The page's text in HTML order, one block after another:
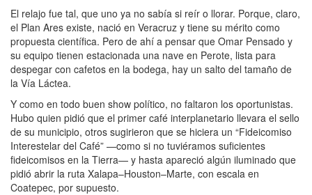
El relajo fue tal, que uno ya no sabía si reír o llorar. Porque, claro,
el Plan Ares existe, nació en Veracruz y tiene su mérito como
propuesta científica. Pero de ahí a pensar que Omar Pensado y
su equipo tienen estacionada una nave en Perote, lista para
despegar con cafetos en la bodega, hay un salto del tamaño de
la Vía Láctea.
Y como en todo buen show político, no faltaron los oportunistas.
Hubo quien pidió que el primer café interplanetario llevara el sello
de su municipio, otros sugirieron que se hiciera un “Fideicomiso
Interestelar del Café” —como si no tuviéramos suficientes
fideicomisos en la Tierra— y hasta apareció algún iluminado que
pidió abrir la ruta Xalapa–Houston–Marte, con escala en
Coatepec, por supuesto.